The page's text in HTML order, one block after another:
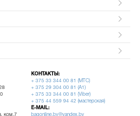
ком.7
КОНТАКТЫ:
+ 375 33 344 00 81 (МТС)
+ 375 29 304 00 81 (A1)
+ 375 33 344 00 81 (Viber)
+ 375 44 559 94 42 (мастерская)
E-MAIL:
bagonline.by@yandex.by